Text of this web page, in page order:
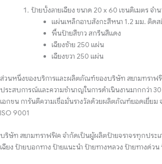
ป้ายบั้งลายเฉียง ขนาด 20 x 60 เซนติเมตร จ
แผ่นเหล็กอาบสังกะสีหนา 1.2 มม. ติดส
พื้นป้ายสีขาว สกรีนสีแดง
เฉียงซ้าย 250 แผ่น
เฉียงขวา 250 แผ่น
ส่วนหนึ่งของบริการและผลิตภัณฑ์ของบริษัท สยามทราฟ
ประสบการณ์และความชำนาญในการดำเนินงานมากกว่า
เอกชน การันตีความเชื่อมั่นรางวัลด้วยผลิตภัณฑ์ยอดเยี่ย
ISO 9001
บริษัท สยามทราฟฟิค จำกัดเป็นผู้ผลิตป้ายจราจรทุกประเ
เฉียง ป้ายบอกทาง ป้ายแนะนำ ป้ายทางหลวง ป้ายทางด่ว